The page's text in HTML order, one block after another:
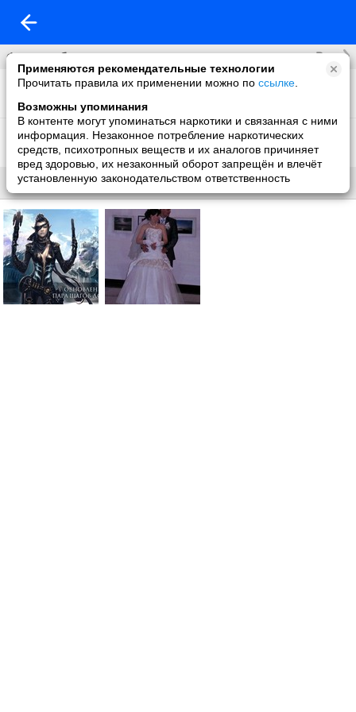
Применяются рекомендательные технологии
Прочитать правила их применении можно по ссылке
Возможны упоминания
В контенте могут упоминаться наркотики и связанная с ними
информация. Незаконное потребление наркотических
средств, психотропных веществ и их аналогов причиняет
вред здоровью, их незаконный оборот запрещён и влечёт
установленную законодательством ответственность
Фотоальбомы Все
Что нового
Фон на обложку
1 фото
Без названия